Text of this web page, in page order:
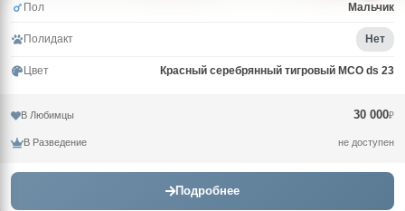
Пол Мальчик
Полидакт Нет
Цвет Красный серебрянный тигровый MCO ds 23
В Любимцы 30 000₽
В Разведение не доступен
Подробнее